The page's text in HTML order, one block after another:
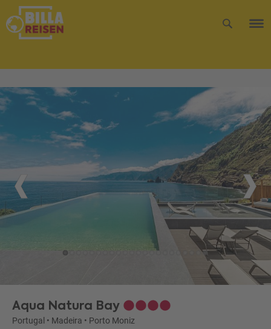
Aqua Natura Bay
Portugal • Madeira • Porto Moniz